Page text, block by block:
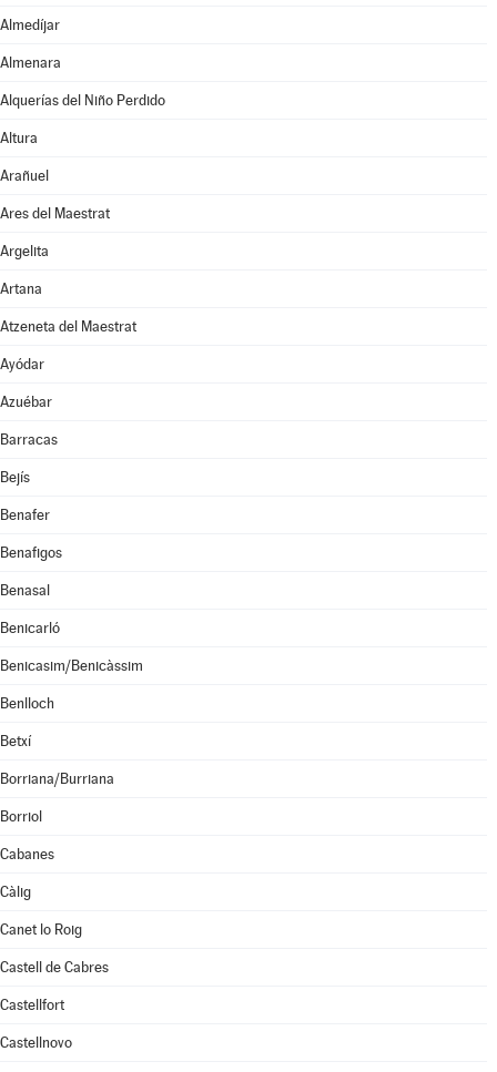
Almedíjar
Almenara
Alquerías del Niño Perdido
Altura
Arañuel
Ares del Maestrat
Argelita
Artana
Atzeneta del Maestrat
Ayódar
Azuébar
Barracas
Bejís
Benafer
Benafigos
Benasal
Benicarló
Benicasim/Benicàssim
Benlloch
Betxí
Borriana/Burriana
Borriol
Cabanes
Càlig
Canet lo Roig
Castell de Cabres
Castellfort
Castellnovo